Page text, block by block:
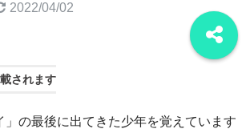
2022/04/02
されます
」の最後に出てきた少年を覚えています